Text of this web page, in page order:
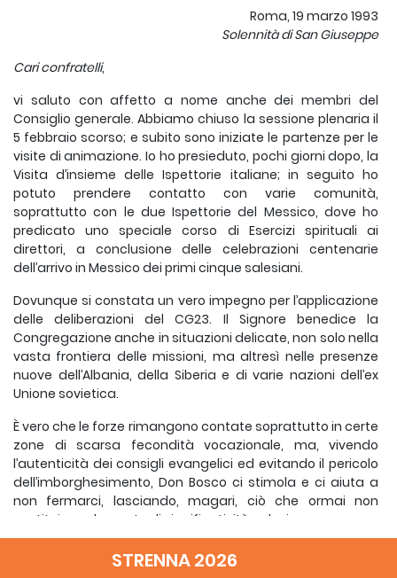
Roma, 19 marzo 1993
Solennità di San Giuseppe
Cari confratelli,
vi saluto con affetto a nome anche dei membri del
Consiglio generale. Abbiamo chiuso la sessione plenaria il
5 febbraio scorso; e subito sono iniziate le partenze per le
visite di animazione. Io ho presieduto, pochi giorni dopo, la
Visita d’insieme delle Ispettorie italiane; in seguito ho
potuto prendere contatto con varie comunità,
soprattutto con le due Ispettorie del Messico, dove ho
predicato uno speciale corso di Esercizi spirituali ai
direttori, a conclusione delle celebrazioni centenarie
dell’arrivo in Messico dei primi cinque salesiani.
Dovunque si constata un vero impegno per l’applicazione
delle deliberazioni del CG23. Il Signore benedice la
Congregazione anche in situazioni delicate, non solo nella
vasta frontiera delle missioni, ma altresì nelle presenze
nuove dell’Albania, della Siberia e di varie nazioni dell’ex
Unione sovietica.
È vero che le forze rimangono contate soprattutto in certe
zone di scarsa fecondità vocazionale, ma, vivendo
l’autenticità dei consigli evangelici ed evitando il pericolo
dell’imborghesimento, Don Bosco ci stimola e ci aiuta a
non fermarci, lasciando, magari, ciò che ormai non
costituisce elemento di significatività salesiana.
Tra i temi che ho visto far oggetto di competente
riflessione in convegni e riunioni di revisione e di
STRENNA 2026